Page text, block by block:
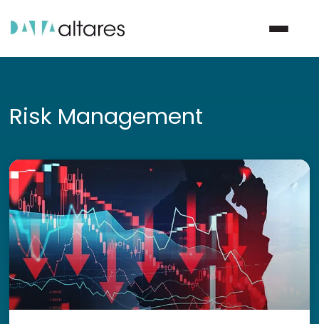
Nos solutions
Nos data
Notre groupe
Nos partenaires
Risk Management